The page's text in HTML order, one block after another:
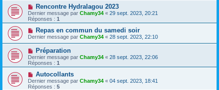
Rencontre Hydralagou 2023
Dernier message par Chamy34 « 29 sept. 2023, 20:21
Réponses : 1
Repas en commun du samedi soir
Dernier message par Chamy34 « 28 sept. 2023, 22:10
Préparation
Dernier message par Chamy34 « 28 sept. 2023, 22:06
Réponses : 1
Autocollants
Dernier message par Chamy34 « 04 sept. 2023, 18:41
Réponses : 5